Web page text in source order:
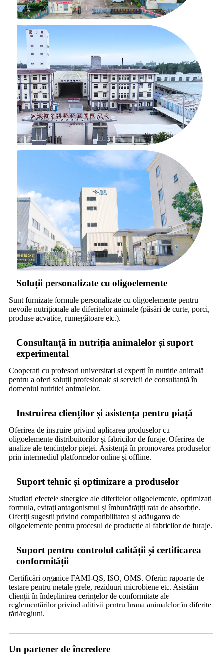
Soluții personalizate cu oligoelemente
Sunt furnizate formule personalizate cu oligoelemente pentru
nevoile nutriționale ale diferitelor animale (păsări de curte, porci,
produse acvatice, rumegătoare etc.).
Consultanță în nutriția animalelor și suport
experimental
Cooperați cu profesori universitari și experți în nutriție animală
pentru a oferi soluții profesionale și servicii de consultanță în
domeniul nutriției animalelor.
Instruirea clienților și asistența pentru piață
Oferirea de instruire privind aplicarea produselor cu
oligoelemente distribuitorilor și fabricilor de furaje. Oferirea de
analize ale tendințelor pieței. Asistență în promovarea produselor
prin intermediul platformelor online și offline.
Suport tehnic și optimizare a produselor
Studiați efectele sinergice ale diferitelor oligoelemente, optimizați
formula, evitați antagonismul și îmbunătățiți rata de absorbție.
Oferiți sugestii privind compatibilitatea și adăugarea de
oligoelemente pentru procesul de producție al fabricilor de furaje.
Suport pentru controlul calității și certificarea
conformității
Certificări organice FAMI-QS, ISO, OMS. Oferim rapoarte de
testare pentru metale grele, reziduuri microbiene etc. Asistăm
clienții în îndeplinirea cerințelor de conformitate ale
reglementărilor privind aditivii pentru hrana animalelor în diferite
țări/regiuni.
Un partener de încredere